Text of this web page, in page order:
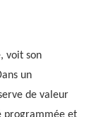
voit son
un
de valeur